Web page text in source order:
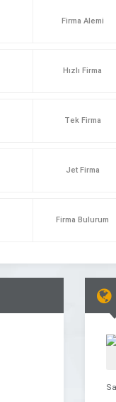
Firma Alemi
Hızlı Firma
Tek Firma
Jet Firma
Firma Bulurum